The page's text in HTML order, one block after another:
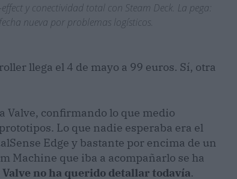
y conectividad total con Steam Deck. La pega:
nueva por problemas logísticos.
llega el 4 de mayo a 99 euros. Sí, otra
Valve, confirmando lo que medio
Lo que nadie esperaba era el
Edge y bastante por encima de un
Machine que iba a acompañarlo se ha
no ha querido detallar todavía.